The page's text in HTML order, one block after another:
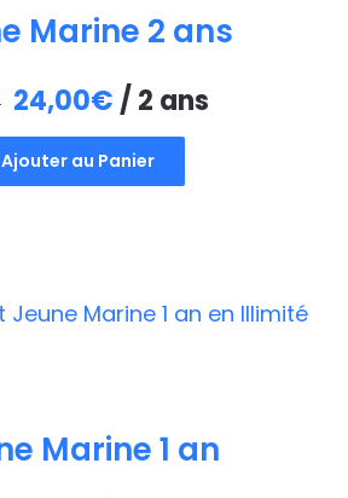
Marine 2 ans
Le
prix
initial
24,00€ Le
prix
actuel
/ 2 ans
Ajouter au Panier
Marine 1 an